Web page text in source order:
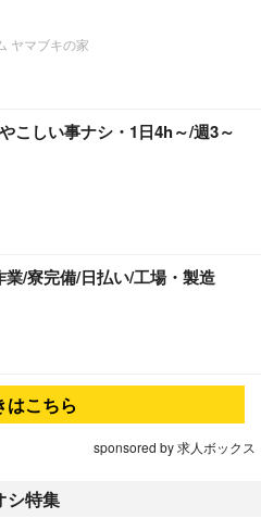
ヤマブキの家
こしい事ナシ・1日4h～/週3～
/寮完備/日払い/工場・製造
はこちら
sponsored by 求人ボックス
シ特集